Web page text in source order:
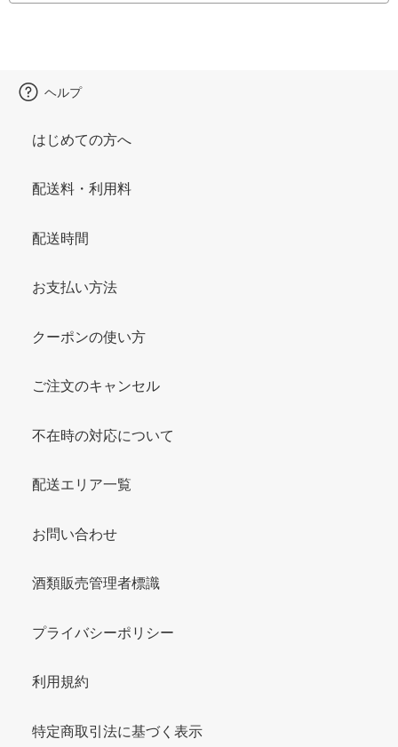
ヘルプ
はじめての方へ
配送料・利用料
配送時間
お支払い方法
クーポンの使い方
ご注文のキャンセル
不在時の対応について
配送エリア一覧
お問い合わせ
酒類販売管理者標識
プライバシーポリシー
利用規約
特定商取引法に基づく表示